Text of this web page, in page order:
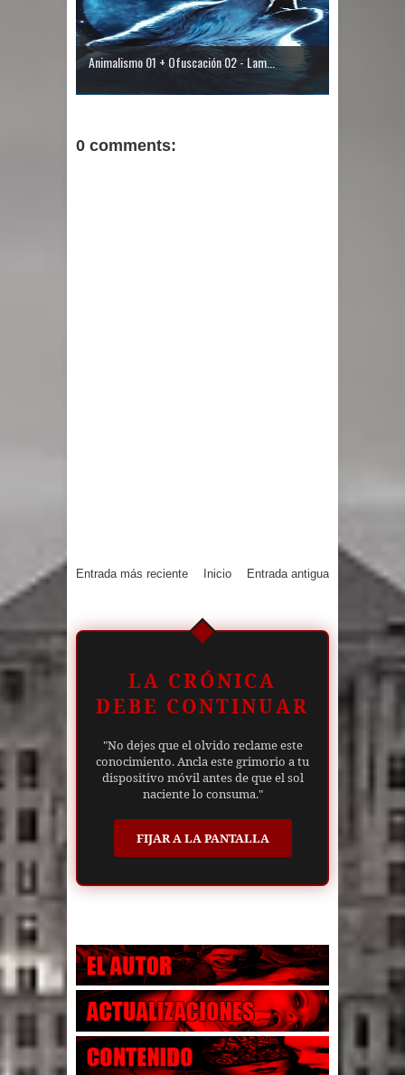
Animalismo 01 + Ofuscación 02 - Lam...
0 comments:
Entrada más reciente Entrada antigua
Inicio
LA CRÓNICA
DEBE CONTINUAR
"No dejes que el olvido reclame este
conocimiento. Ancla este grimorio a tu
dispositivo móvil antes de que el sol
naciente lo consuma."
FIJAR A LA PANTALLA